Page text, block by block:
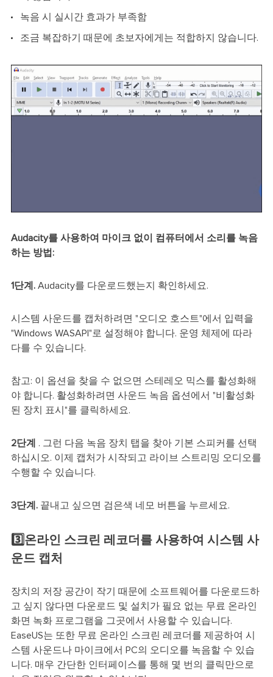
녹음 시 실시간 효과가 부족함
조금 복잡하기 때문에 초보자에게는 적합하지 않습니다.
Audacity를 사용하여 마이크 없이 컴퓨터에서 소리를 녹음
하는 방법:
1단계.Audacity를 다운로드했는지 확인하세요.
시스템 사운드를 캡처하려면 "오디오 호스트"에서 입력을
"Windows WASAPI"로 설정해야 합니다. 운영 체제에 따라
다를 수 있습니다.
참고: 이 옵션을 찾을 수 없으면 스테레오 믹스를 활성화해
야 합니다. 활성화하려면 사운드 녹음 옵션에서 "비활성화
된 장치 표시"를 클릭하세요.
2단계
. 그런 다음 녹음 장치 탭을 찾아 기본 스피커를 선택
하십시오. 이제 캡처가 시작되고 라이브 스트리밍 오디오를
수행할 수 있습니다.
3단계.끝내고 싶으면 검은색 네모 버튼을 누르세요.
3️⃣온라인 스크린 레코더를 사용하여 시스템 사
운드 캡처
장치의 저장 공간이 작기 때문에 소프트웨어를 다운로드하
고 싶지 않다면 다운로드 및 설치가 필요 없는 무료 온라인
화면 녹화 프로그램을 그곳에서 사용할 수 있습니다.
EaseUS는 또한 무료 온라인 스크린 레코더를 제공하여 시
스템 사운드나 마이크에서 PC의 오디오를 녹음할 수 있습
니다. 매우 간단한 인터페이스를 통해 몇 번의 클릭만으로